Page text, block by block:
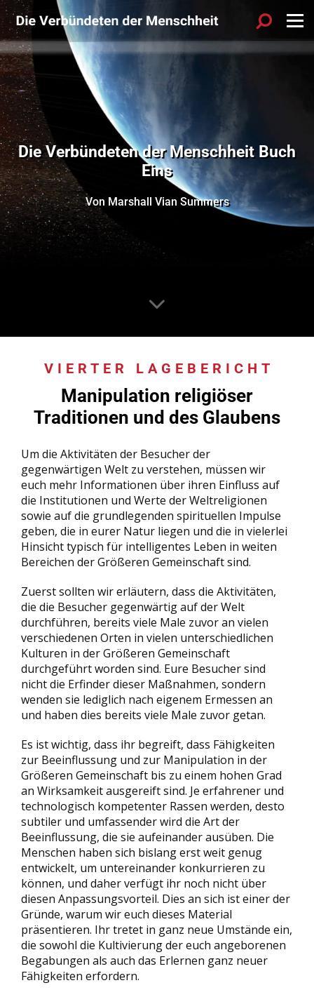
Die Verbündeten der Menschheit Buch
Eins
Von Marshall Vian Summers
VIERTER LAGEBERICHT
Manipulation religiöser
Traditionen und des Glaubens
Um die Aktivitäten der Besucher der
gegenwärtigen Welt zu verstehen, müssen wir
euch mehr Informationen über ihren Einfluss auf
die Institutionen und Werte der Weltreligionen
sowie auf die grundlegenden spirituellen Impulse
geben, die in eurer Natur liegen und die in vielerlei
Hinsicht typisch für intelligentes Leben in weiten
Bereichen der Größeren Gemeinschaft sind.
Zuerst sollten wir erläutern, dass die Aktivitäten,
die die Besucher gegenwärtig auf der Welt
durchführen, bereits viele Male zuvor an vielen
verschiedenen Orten in vielen unterschiedlichen
Kulturen in der Größeren Gemeinschaft
durchgeführt worden sind. Eure Besucher sind
nicht die Erfinder dieser Maßnahmen, sondern
wenden sie lediglich nach eigenem Ermessen an
und haben dies bereits viele Male zuvor getan.
Es ist wichtig, dass ihr begreift, dass Fähigkeiten
zur Beeinflussung und zur Manipulation in der
Größeren Gemeinschaft bis zu einem hohen Grad
an Wirksamkeit ausgereift sind. Je erfahrener und
technologisch kompetenter Rassen werden, desto
subtiler und umfassender wird die Art der
Beeinflussung, die sie aufeinander ausüben. Die
Menschen haben sich bislang erst weit genug
entwickelt, um untereinander konkurrieren zu
können, und daher verfügt ihr noch nicht über
diesen Anpassungsvorteil. Dies an sich ist einer der
Gründe, warum wir euch dieses Material
präsentieren. Ihr tretet in ganz neue Umstände ein,
die sowohl die Kultivierung der euch angeborenen
Begabungen als auch das Erlernen ganz neuer
Fähigkeiten erfordern.